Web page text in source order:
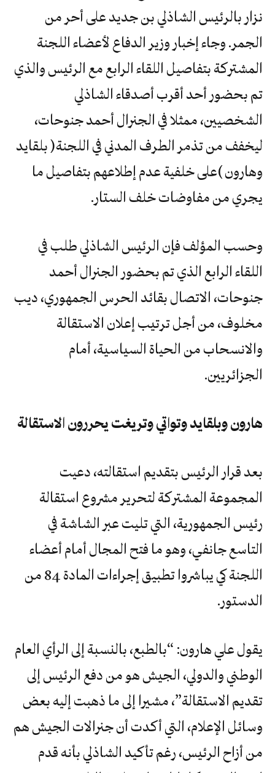
نزار بالرئيس الشاذلي بن جديد على أحر من
الجمر. وجاء إخبار وزير الدفاع لأعضاء اللجنة
المشتركة بتفاصيل اللقاء الرابع مع الرئيس والذي
تم بحضور أحد أقرب أصدقاء الشاذلي
الشخصيين، ممثلا في الجنرال أحمد جنوحات،
‬يجري‭ ‬من‭ ‬مفاوضات‭ ‬خلف‭ ‬الستار‭.‬
وحسب المؤلف فإن الرئيس الشاذلي طلب في
اللقاء الرابع الذي تم بحضور الجنرال أحمد
جنوحات، الاتصال بقائد الحرس الجمهوري، ديب
مخلوف، من أجل ترتيب إعلان الاستقالة
والانسحاب من الحياة السياسية، أمام
الجزائريين.
هارون‭ ‬وبلقايد‭ ‬وتواتي‭ ‬وتريغت‭ ‬يحررون‭ ‬الاستقالة
بعد قرار الرئيس بتقديم استقالته، دعيت
المجموعة المشتركة لتحرير مشروع استقالة
رئيس الجمهورية، التي تليت عبر الشاشة في
التاسع جانفي، وهو ما فتح المجال أمام أعضاء
اللجنة كي يباشروا تطبيق إجراءات المادة 84 من
الدستور.
يقول علي هارون: “بالطبع، بالنسبة إلى الرأي العام
الوطني والدولي، الجيش هو من دفع الرئيس إلى
تقديم الاستقالة”، مشيرا إلى ما ذهبت إليه بعض
وسائل الإعلام، التي أكدت أن جنرالات الجيش هم
من أزاح الرئيس، رغم تأكيد الشاذلي بأنه قدم